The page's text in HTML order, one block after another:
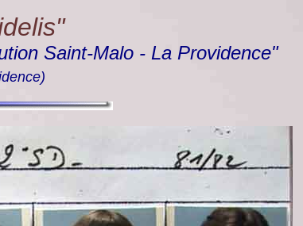
Saint-Malo - La Providence"